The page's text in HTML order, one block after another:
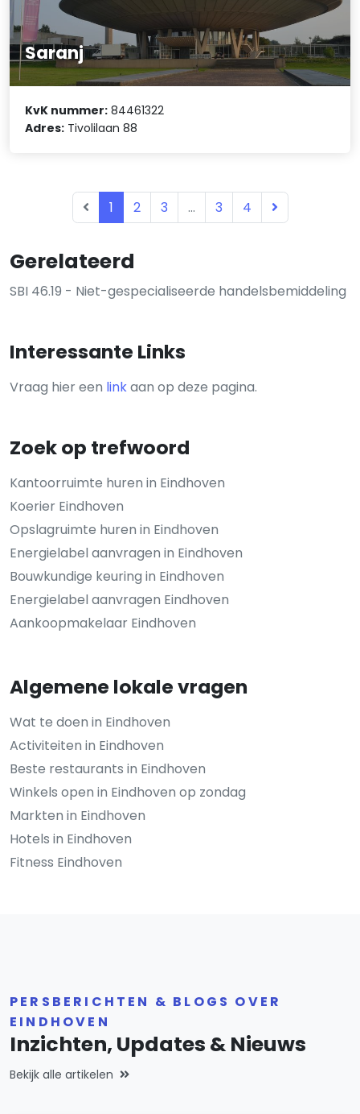
Gerelateerd
SBI 46.19 - Niet-gespecialiseerde handelsbemiddeling
Interessante Links
Vraag hier een linkaan op deze pagina.
Zoek op trefwoord
Kantoorruimte huren in Eindhoven
Koerier Eindhoven
Opslagruimte huren in Eindhoven
Energielabel aanvragen in Eindhoven
Bouwkundige keuring in Eindhoven
Energielabel aanvragen Eindhoven
Aankoopmakelaar Eindhoven
Algemene lokale vragen
Wat te doen in Eindhoven
Activiteiten in Eindhoven
Beste restaurants in Eindhoven
Winkels open in Eindhoven op zondag
Markten in Eindhoven
Hotels in Eindhoven
Fitness Eindhoven
Saranj
KvK nummer: 84461322
Adres: Tivolilaan 88
1 2 3 ... 3 4
PERSBERICHTEN & BLOGS OVER
EINDHOVEN
Inzichten, Updates & Nieuws
Bekijk alle artikelen